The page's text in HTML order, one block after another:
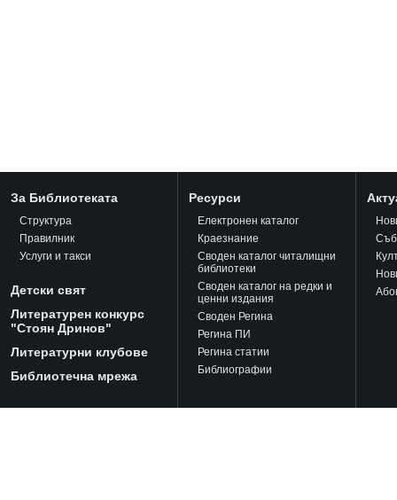
За Библиотеката
Структура
Правилник
Услуги и такси
Детски свят
Литературен конкурс
"Стоян Дринов"
Литературни клубове
Библиотечна мрежа
Ресурси
Електронен каталог
Краезнание
Своден каталог читалищни
библиотеки
Своден каталог на редки и
ценни издания
Своден Регина
Регина ПИ
Регина статии
Библиографии